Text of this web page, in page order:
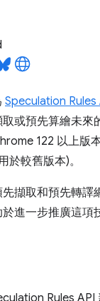
Speculation Rules
或預先算繪未來
122 以上版
於較舊版本)。
擷取和預先轉譯
進一步推廣這項
Rules API